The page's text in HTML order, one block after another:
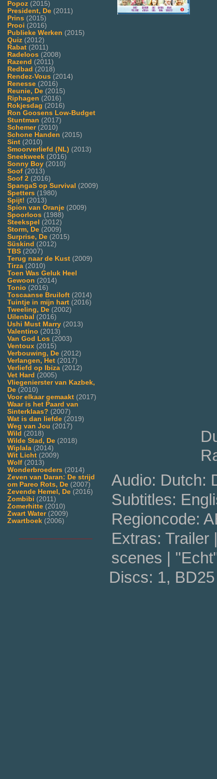
Popoz (2015)
President, De (2011)
Prins (2015)
Prooi (2016)
Publieke Werken (2015)
Quiz (2012)
Rabat (2011)
Radeloos (2008)
Razend (2011)
Redbad (2018)
Rendez-Vous (2014)
Renesse (2016)
Reunie, De (2015)
Riphagen (2016)
Rokjesdag (2016)
Ron Goosens Low-Budget
Stuntman (2017)
Schemer(2010)
Schone Handen (2015)
Sint (2010)
Smoorverliefd (NL) (2013)
Sneekweek (2016)
Sonny Boy (2010)
Soof (2013)
Soof 2 (2016)
SpangaS op Survival (2009)
Spetters (1980)
Spijt! (2013)
Spion van Oranje (2009)
Spoorloos (1988)
Steekspel (2012)
Storm, De (2009)
Surprise, De (2015)
Süskind (2012)
TBS (2007)
Terug naar de Kust (2009)
Tirza (2010)
Toen Was Geluk Heel
Gewoon (2014)
Tonio (2016)
Toscaanse Bruiloft (2014)
Tuintje in mijn hart (2016)
Tweeling, De (2002)
Uilenbal (2016)
Ushi Must Marry (2013)
Valentino (2013)
Van God Los (2003)
Ventoux (2015)
Verbouwing, De (2012)
Verlangen, Het (2017)
Verliefd op Ibiza (2012)
Vet Hard (2005)
Vliegenierster van Kazbek,
De (2010)
Voor elkaar gemaakt (2017)
Waar is het Paard van
Sinterklaas? (2007)
Wat is dan liefde (2019)
Weg van Jou (2017)
Wild (2018)
Wilde Stad, De (2018)
Wiplala (2014)
Wit Licht (2009)
Wolf (2013)
Wonderbroeders (2014)
Zeven van Daran: De strijd
om Pareo Rots, De (2007)
Zevende Hemel, De (2016)
Zombibi (2011)
Zomerhitte (2010)
Zwart Water(2009)
Zwartboek (2006)
Audio: Dutch:
Subtitles:
Regioncode:
Extras: Trailer
scenes |
Discs: 1, BD25